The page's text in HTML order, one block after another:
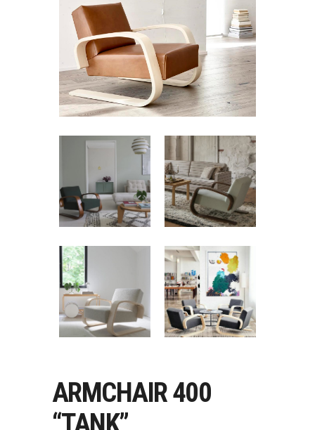
ARMCHAIR 400
“TANK”